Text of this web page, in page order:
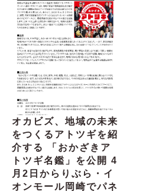
オカビズ、地域の未来
をつくるアトツギを紹
介する 「おかざきア
トツギ名鑑」を公開 4
月2日からりぶら・イ
オンモール岡崎でパネ